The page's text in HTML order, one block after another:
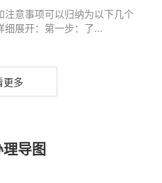
意事项可以归纳为以下几个
细展开：第一步：了...
更多
导图